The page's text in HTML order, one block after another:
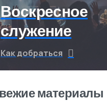
Воскресное
служение
Как добраться
материалы